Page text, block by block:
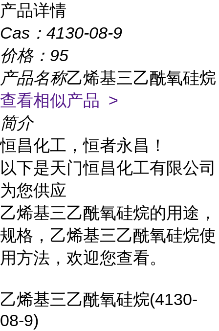
产品详情
Cas： 4130-08-9
价格： 95
产品名称乙烯基三乙酰氧硅烷
查看相似产品 >
简介
恒昌化工，恒者永昌！
以下是天门恒昌化工有限公司
为您供应
乙烯基三乙酰氧硅烷的用途，
规格，乙烯基三乙酰氧硅烷使
用方法，欢迎您查看。
乙烯基三乙酰氧硅烷(4130-
08-9)